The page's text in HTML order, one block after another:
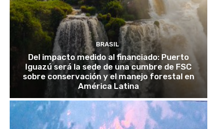
BRASIL
Del impacto medido al financiado: Puerto
Iguazú será la sede de una cumbre de FSC
sobre conservación y el manejo forestal en
América Latina